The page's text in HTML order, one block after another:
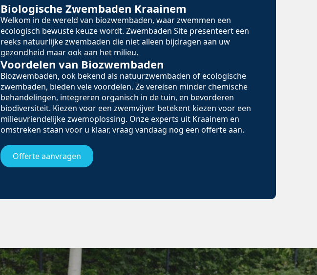
Biologische Zwembaden Kraainem
Welkom in de wereld van biozwembaden, waar zwemmen een
ecologisch bewuste keuze wordt. Zwembaden Site presenteert een
reeks natuurlijke zwembaden die niet alleen bijdragen aan uw
gezondheid maar ook aan het milieu.
Voordelen van Biozwembaden
Biozwembaden, ook bekend als natuurzwembaden of ecologische
zwembaden, bieden vele voordelen. Ze vereisen minder chemische
behandelingen, integreren organisch in de tuin, en bevorderen
biodiversiteit. Kiezen voor een zwemvijver betekent kiezen voor een
milieuvriendelijke zwemoplossing. Onze experts uit Kraainem en
omstreken staan voor u klaar, vraag vandaag nog een offerte aan.
Offerte aanvragen